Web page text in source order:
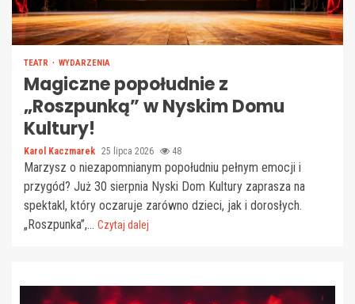
TEATR WYDARZENIA
Magiczne popołudnie z
„Roszpunką” w Nyskim Domu
Kultury!
Karol Kaczmarek 25 lipca 2026 48
Marzysz o niezapomnianym popołudniu pełnym emocji i
przygód? Już 30 sierpnia Nyski Dom Kultury zaprasza na
spektakl, który oczaruje zarówno dzieci, jak i dorosłych.
„Roszpunka”,... Czytaj dalej